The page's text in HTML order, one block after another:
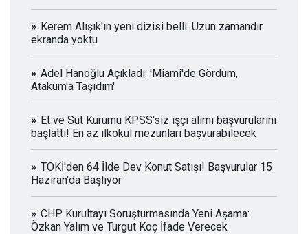
Kerem Alışık'ın yeni dizisi belli: Uzun zamandır
ekranda yoktu
Adel Hanoğlu Açıkladı: 'Miami'de Gördüm,
Atakum'a Taşıdım'
Et ve Süt Kurumu KPSS'siz işçi alımı başvurularını
başlattı! En az ilkokul mezunları başvurabilecek
TOKİ'den 64 İlde Dev Konut Satışı! Başvurular 15
Haziran'da Başlıyor
CHP Kurultayı Soruşturmasında Yeni Aşama:
Özkan Yalım ve Turgut Koç İfade Verecek